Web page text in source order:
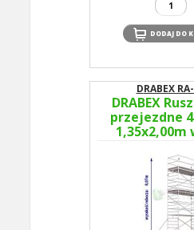
DRABEX
DRABEX
przejezdne
1,35x2,00m
8,07m RA
352A -